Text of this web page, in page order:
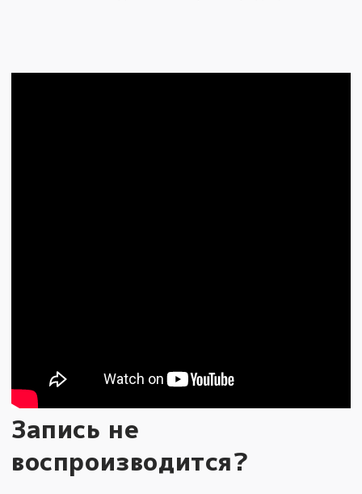
Запись не
воспроизводится?